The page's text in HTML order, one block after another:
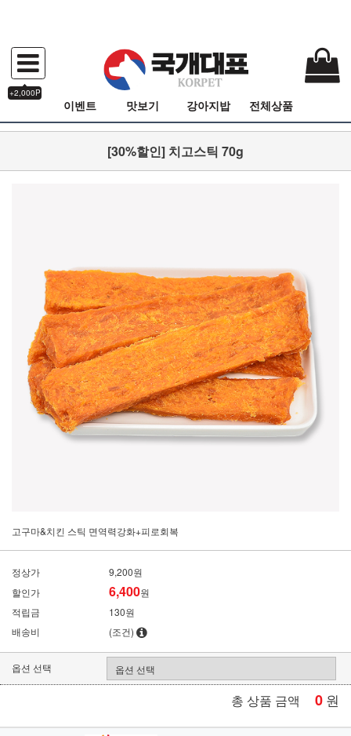
+2,000P
이벤트 맛보기 강아지밥 전체상품
[30%할인] 치고스틱 70g
고구마&치킨 스틱 면역력강화+피로회복
정상가
9,200원
할인가
6,400원
적립금
130원
배송비
(조건)
옵션 선택
총 상품 금액 0 원